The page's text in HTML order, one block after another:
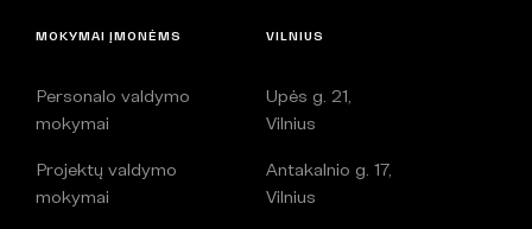
MOKYMAI ĮMONĖMS
Personalo valdymo
mokymai
Projektų valdymo
mokymai
VILNIUS
Upės g. 21,
Vilnius
Antakalnio g. 17,
Vilnius